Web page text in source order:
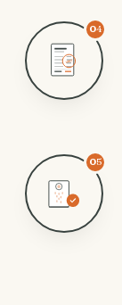
VAST
04
05